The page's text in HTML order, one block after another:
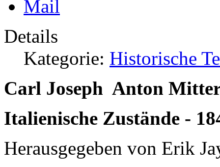
Details
Kategorie: Historische
Carl Joseph Anton
Italienische Zustände -
Herausgegeben von Erik